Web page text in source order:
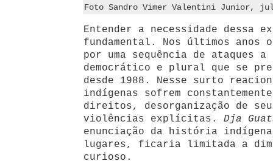
Foto Sandro Vimer Valentini Junior,
Entender a necessidade dessa
fundamental. Nos últimos anos
por uma sequência de ataques
democrático e plural que se
desde 1988. Nesse surto
indígenas sofrem
direitos, desorganização de
violências explícitas. Dja
enunciação da história
lugares, ficaria limitada a
curioso.